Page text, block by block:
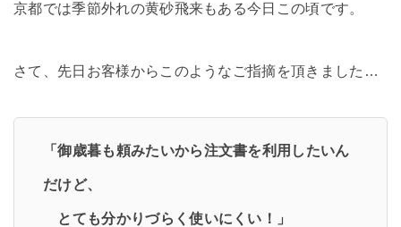
京都では季節外れの黄砂飛来もある今日この頃です。
さて、先日お客様からこのようなご指摘を頂きました…
「御歳暮も頼みたいから注文書を利用したいん
だけど、
とても分かりづらく使いにくい！」